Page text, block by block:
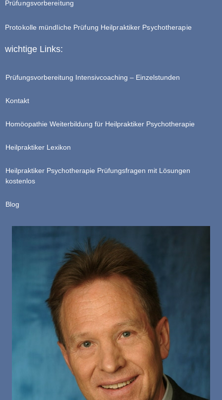
Prüfungsvorbereitung
Protokolle mündliche Prüfung Heilpraktiker Psychotherapie
wichtige Links:
Prüfungsvorbereitung Intensivcoaching – Einzelstunden
Kontakt
Homöopathie Weiterbildung für Heilpraktiker Psychotherapie
Heilpraktiker Lexikon
Heilpraktiker Psychotherapie Prüfungsfragen mit Lösungen
kostenlos
Blog